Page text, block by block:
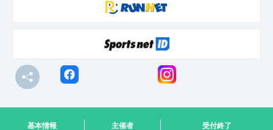
基本情報 主催者 受付終了